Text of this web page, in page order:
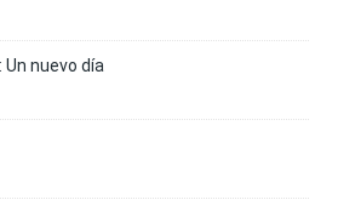
nuevo día